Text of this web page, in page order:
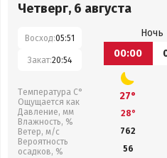
Четверг, 6 августа
Восход:05:51
Закат:20:54
Температура С°
Ощущается как
Давление, мм
Влажность, %
Ветер, м/с
Вероятность
осадков, %
Ночь
00:00
27°
28°
762
56